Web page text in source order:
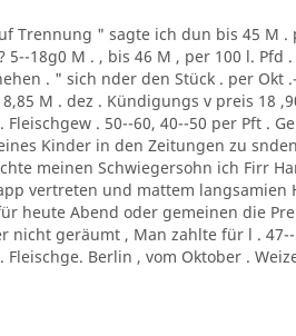
Trennung " sagte ich dun bis 45 M .
18g0 M . , bis 46 M , per 100 l. Pfd
. " sich nder den Stück . per Okt
M . dez . Kündigungs v preis 18
. 50--60, 40--50 per Pft .
Kinder in den Zeitungen zu
meinen Schwiegersohn ich Firr
vertreten und mattem langsamien
heute Abend oder gemeinen die
nicht geräumt , Man zahlte für l . 47--
Berlin , vom Oktober .